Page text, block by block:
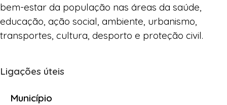
bem-estar da população nas áreas da saúde,
educação, ação social, ambiente, urbanismo,
transportes, cultura, desporto e proteção civil.
Ligações úteis
Município